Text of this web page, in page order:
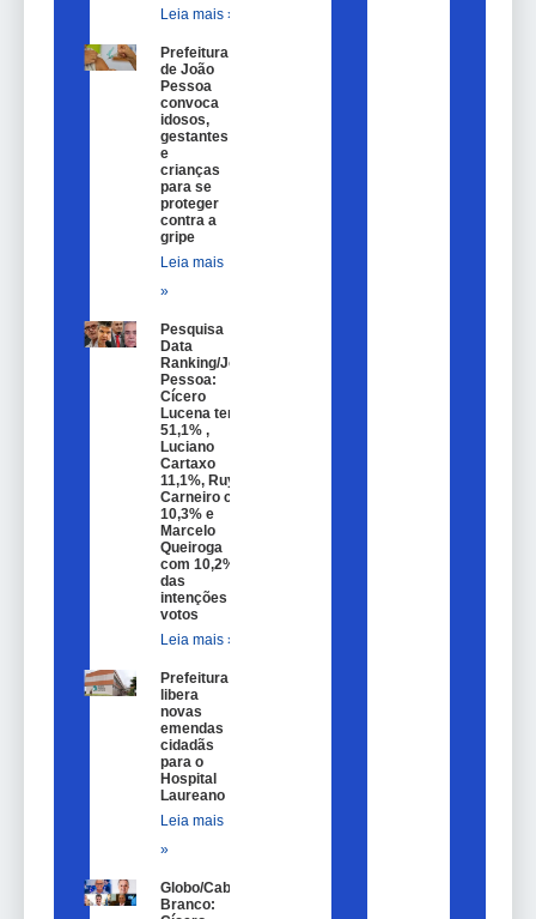
Leia mais »
Prefeitura
de João
Pessoa
convoca
idosos,
gestantes
e
crianças
para se
proteger
contra a
gripe
Leia mais
»
Pesquisa
Data
Ranking/João
Pessoa:
Cícero
Lucena tem
51,1% ,
Luciano
Cartaxo
11,1%, Ruy
Carneiro com
10,3% e
Marcelo
Queiroga
com 10,2%
das
intenções de
votos
Leia mais »
Prefeitura
libera
novas
emendas
cidadãs
para o
Hospital
Laureano
Leia mais
»
Globo/Cabo
Branco: